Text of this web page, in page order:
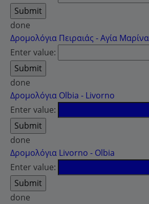
done
Δρομολόγια Πειραιάς - Αγία Μαρίνα
Enter value:
done
Δρομολόγια Olbia - Livorno
Enter value:
done
Δρομολόγια Livorno - Olbia
Enter value:
done